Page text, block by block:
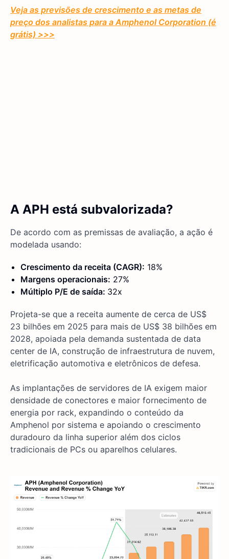
Veja as previsões de crescimento e as metas de
preço dos analistas para a Amphenol Corporation (é
grátis) >>>
A APH está subvalorizada?
De acordo com as premissas de avaliação, a ação é
modelada usando:
Crescimento da receita (CAGR): 18%
Margens operacionais: 27%
Múltiplo P/E de saída: 32x
Projeta-se que a receita aumente de cerca de US$
23 bilhões em 2025 para mais de US$ 38 bilhões em
2028, apoiada pela demanda sustentada de data
center de IA, construção de infraestrutura de nuvem,
eletrificação automotiva e eletrônicos de defesa.
As implantações de servidores de IA exigem maior
densidade de conectores e maior fornecimento de
energia por rack, expandindo o conteúdo da
Amphenol por sistema e apoiando o crescimento
duradouro da linha superior além dos ciclos
tradicionais de PCs ou aparelhos celulares.